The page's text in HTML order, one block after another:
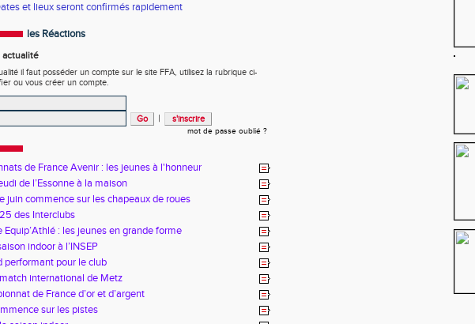
et lieux seront confirmés rapidement
les Réactions
actualité
il faut posséder un compte sur le site FFA, utilisez la rubrique ci-
ou vous créer un compte.
|
mot de passe oublié ?
de France Avenir : les jeunes à l'honneur
de l’Essonne à la maison
juin commence sur les chapeaux de roues
des Interclubs
Equip’Athlé : les jeunes en grande forme
indoor à l’INSEP
performant pour le club
international de Metz
de France d’or et d’argent
sur les pistes